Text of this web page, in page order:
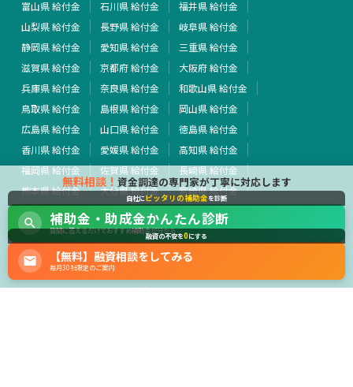
富山県 給付金
石川県 給付金
福井県 給付金
山梨県 給付金
長野県 給付金
岐阜県 給付金
静岡県 給付金
愛知県 給付金
三重県 給付金
滋賀県 給付金
京都府 給付金
大阪府 給付金
兵庫県 給付金
奈良県 給付金
和歌山県 給付金
鳥取県 給付金
島根県 給付金
岡山県 給付金
広島県 給付金
山口県 給付金
徳島県 給付金
香川県 給付金
愛媛県 給付金
高知県 給付金
福岡県 給付金
佐賀県 給付金
長崎県 給付金
熊本県 給付金
大分県 給付金
宮崎県 給付金
鹿児島県 給付金
沖縄県 給付金
全国 給付金
その他 給付金
行政・外部団体
経済産業省 中小企業庁 厚生労働省 農林水産省
無料相談！ 資金調達の専門家が丁寧に対応します
自社にピッタリの補助金を診断
補助金・助成金かんたん診断
質問に答えるだけでおすすめ補助金が分かる
融資の不安を0にする
【無料】融資相談をしてみる
毎月30社限定のご案内